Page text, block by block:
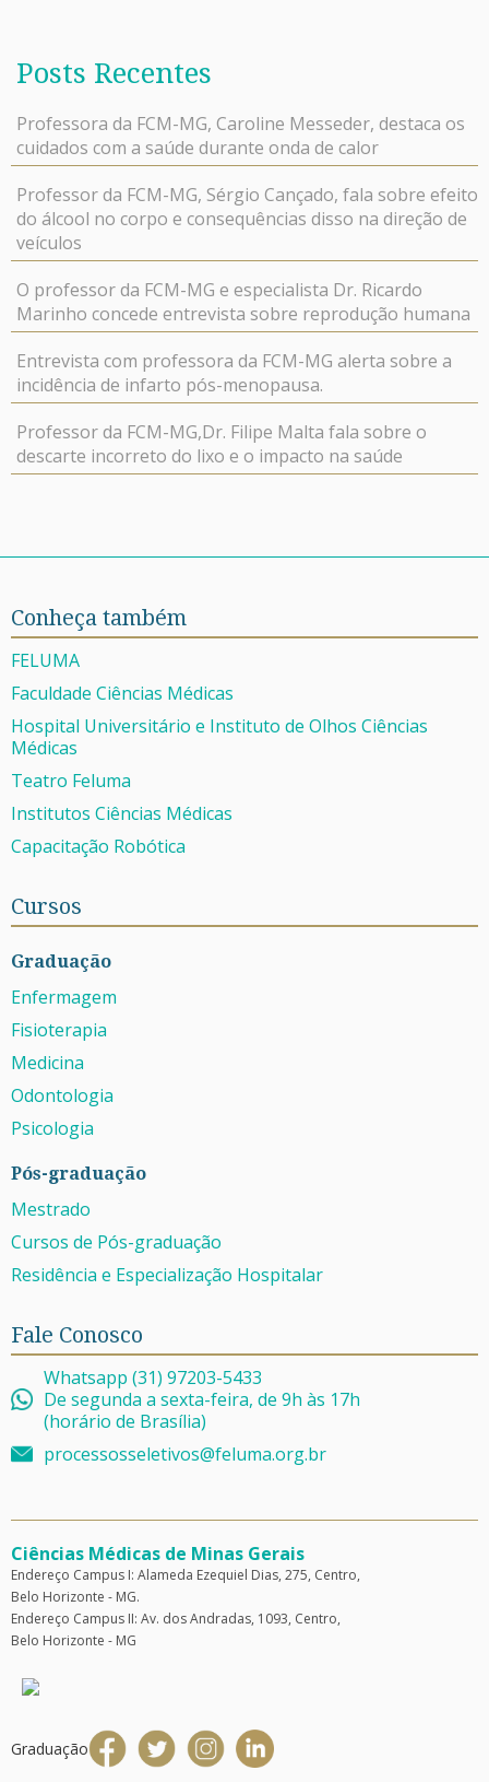
Posts Recentes
Professora da FCM-MG, Caroline Messeder, destaca os
cuidados com a saúde durante onda de calor
Professor da FCM-MG, Sérgio Cançado, fala sobre efeito
do álcool no corpo e consequências disso na direção de
veículos
O professor da FCM-MG e especialista Dr. Ricardo
Marinho concede entrevista sobre reprodução humana
Entrevista com professora da FCM-MG alerta sobre a
incidência de infarto pós-menopausa.
Professor da FCM-MG,Dr. Filipe Malta fala sobre o
descarte incorreto do lixo e o impacto na saúde
Conheça também
FELUMA
Faculdade Ciências Médicas
Hospital Universitário e Instituto de Olhos Ciências
Médicas
Teatro Feluma
Institutos Ciências Médicas
Capacitação Robótica
Cursos
Graduação
Enfermagem
Fisioterapia
Medicina
Odontologia
Psicologia
Pós-graduação
Mestrado
Cursos de Pós-graduação
Residência e Especialização Hospitalar
Fale Conosco
Whatsapp (31) 97203-5433
De segunda a sexta-feira, de 9h às 17h
(horário de Brasília)
processosseletivos@feluma.org.br
Ciências Médicas de Minas Gerais
Endereço Campus I: Alameda Ezequiel Dias, 275, Centro,
Belo Horizonte - MG.
Endereço Campus II: Av. dos Andradas, 1093, Centro,
Belo Horizonte - MG
Graduação